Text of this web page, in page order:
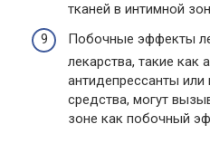
тканей в интимной
Побочные эффекты
лекарства, такие как
антидепрессанты или
средства, могут
зоне как побочный